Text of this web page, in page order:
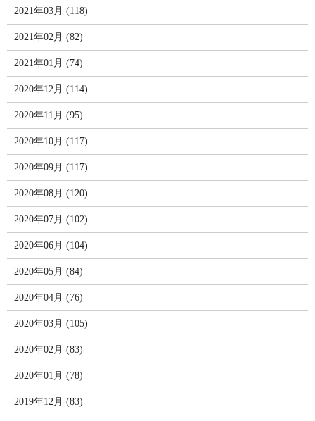
2021年03月 (118)
2021年02月 (82)
2021年01月 (74)
2020年12月 (114)
2020年11月 (95)
2020年10月 (117)
2020年09月 (117)
2020年08月 (120)
2020年07月 (102)
2020年06月 (104)
2020年05月 (84)
2020年04月 (76)
2020年03月 (105)
2020年02月 (83)
2020年01月 (78)
2019年12月 (83)